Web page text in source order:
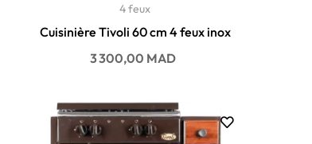
4 feux
Cuisinière Tivoli 60 cm 4 feux inox
Prix
3 300,00 MAD